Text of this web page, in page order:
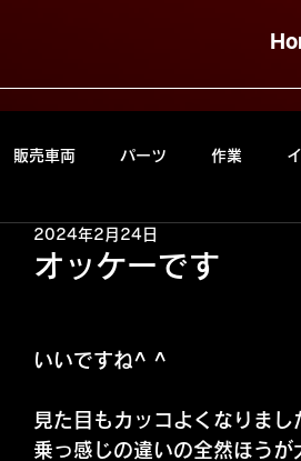
販売車両 パーツ 作業
オッケーです
2024年2月24日
いいですね^ ^
見た目もカッコよくなりまし
乗っ感じの違いの全然ほうが